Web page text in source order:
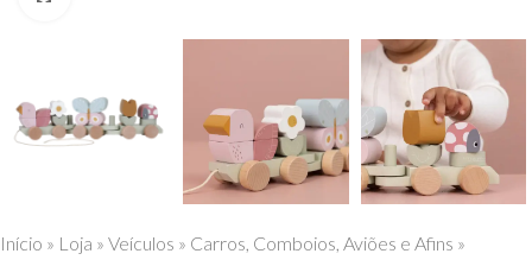
Início » Loja » Veículos » Carros, Comboios, Aviões e Afins »